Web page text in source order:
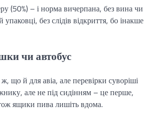
(50%) – і норма вичерпана, без вина чи
без слідів відкриття, бо інакше
чи автобус
й для авіа, але перевірки суворіші
але не під сидінням – це перше,
ящики пива лишіть вдома.